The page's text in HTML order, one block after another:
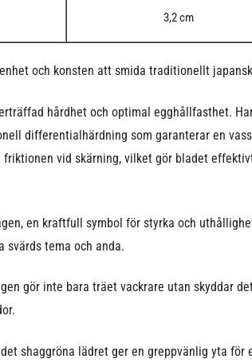
3,2 cm
och konsten att smida traditionellt
hårdhet och optimal egghållfasthet.
differentialhärdning som garanterar en
vid skärning, vilket gör bladet
en kraftfull symbol för styrka och
tema och anda.
gör inte bara träet vackrare utan skyddar
shaggröna lädret ger en greppvänlig yta för